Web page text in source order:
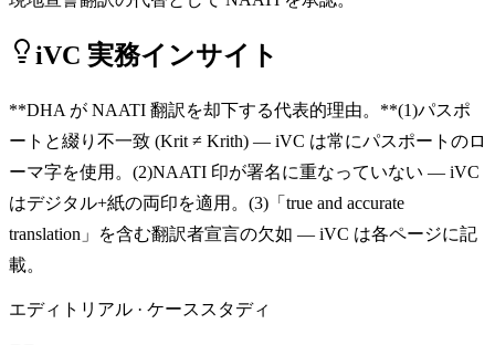
iVC 実務インサイト
**DHA が NAATI 翻訳を却下する代表的理由。**(1)パスポ
ートと綴り不一致 (Krit ≠ Krith) — iVC は常にパスポートのロ
ーマ字を使用。(2)NAATI 印が署名に重なっていない — iVC
はデジタル+紙の両印を適用。(3)「true and accurate
translation」を含む翻訳者宣言の欠如 — iVC は各ページに記
載。
エディトリアル · ケーススタディ